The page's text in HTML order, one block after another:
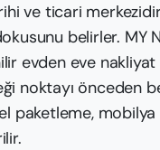
ve ticari
belirler. MY
evden eve
noktayı önceden
paketleme,